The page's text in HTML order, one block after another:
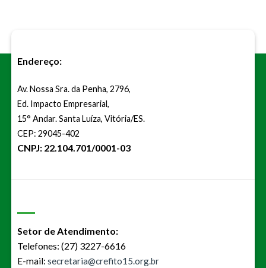
Endereço:
Av. Nossa Sra. da Penha, 2796,
Ed. Impacto Empresarial,
15° Andar. Santa Luíza, Vitória/ES.
CEP: 29045-402
CNPJ: 22.104.701/0001-03
Setor de Atendimento:
Telefones: (27) 3227-6616
E-mail: secretaria@crefito15.org.br